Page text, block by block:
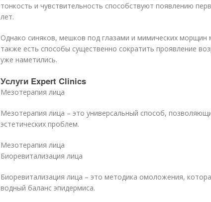
тонкость и чувствительность способствуют появлению
лет.
Однако синяков, мешков под глазами и мимических
также есть способы существенно сократить проявление
уже наметились.
Услуги Expert Clinics
Мезотерапия лица
Мезотерапия лица – это универсальный способ,
эстетических проблем.
Мезотерапия лица
Биоревитализация лица
Биоревитализация лица – это методика омоложения,
водный баланс эпидермиса.